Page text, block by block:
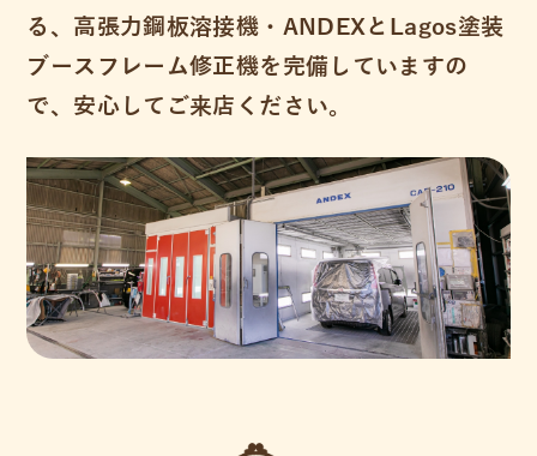
る、高張力鋼板溶接機・ANDEXとLagos塗装
ブースフレーム修正機を完備していますの
で、安心してご来店ください。